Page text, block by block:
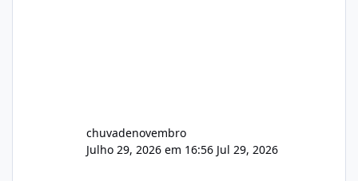
chuvadenovembro
Julho 29, 2026 em 16:56 Jul 29, 2026